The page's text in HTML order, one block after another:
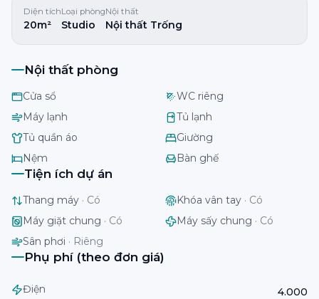
Diện tích
20m²
Loại phòng
Studio
Nội thất
Nội thất Trống
Nội thất phòng
Cửa sổ
WC riêng
Máy lạnh
Tủ lạnh
Tủ quần áo
Giường
Nệm
Bàn ghế
Tiện ích dự án
Thang máy · Có Khóa vân tay · Có
Máy giặt chung · Có Máy sấy chung · Có
Sân phơi · Riêng
Phụ phí (theo đơn giá)
Điện 4.000